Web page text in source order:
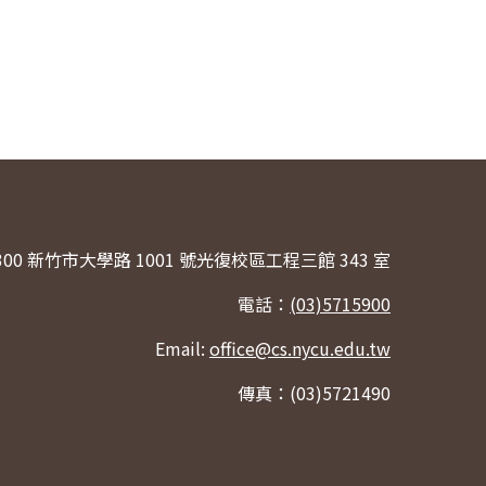
新竹市大學路 1001 號光復校區工程三館 343 室
電話： (03)5715900
Email: office@cs.nycu.edu.tw
傳真：(03)5721490